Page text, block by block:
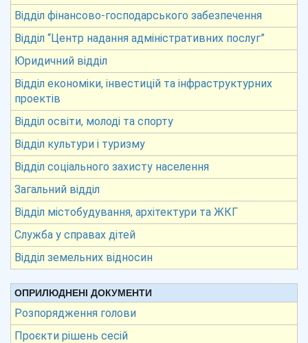
Відділ фінансово-господарського забезпечення
Відділ “Центр надання адміністративних послуг”
Юридичний відділ
Відділ економіки, інвестицій та інфраструктурних
проектів
Відділ освіти, молоді та спорту
Відділ культури і туризму
Відділ соціального захисту населення
Загальний відділ
Відділ містобудування, архітектури та ЖКГ
Служба у справах дітей
Відділ земельних відносин
ОПРИЛЮДНЕНІ ДОКУМЕНТИ
Розпорядження голови
Проєкти рішень сесій